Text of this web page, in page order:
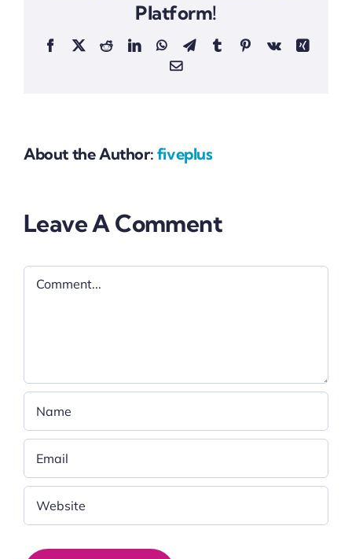
Platform!
Facebook
X RedditLinkedInWhatsApp
TelegramTumblrPinterest
Vk
Xing
Email
About the Author: fiveplus
Leave A Comment
Comment